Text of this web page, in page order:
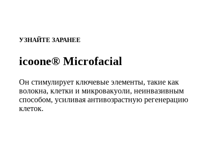
УЗНАЙТЕ ЗАРАНЕЕ
icoone® Microfacial
Он стимулирует ключевые элементы, такие как
волокна, клетки и микровакуоли, неинвазивным
способом, усиливая антивозрастную регенерацию
клеток.